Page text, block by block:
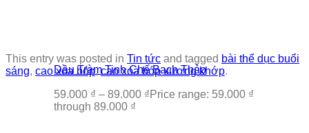
Dầu Tràm Tinh Chế Bạch Thảo
59.000 ₫ – 89.000 ₫Price range: 59.000 ₫
through 89.000 ₫
This entry was posted in Tin tức and tagged bài thể dục buổi
sáng, cao xoa bóp,cao xoa bóp xương khớp.